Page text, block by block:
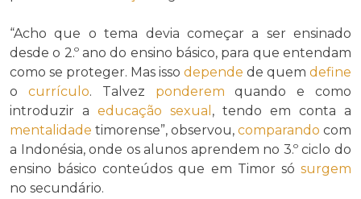
“Acho que o tema devia começar a ser ensinado
desde o 2.º ano do ensino básico, para que entendam
como se proteger. Mas isso depende de quem define
o currículo. Talvez ponderem quando e como
introduzir a educação sexual , tendo em conta a
mentalidade timorense”, observou, comparando com
a Indonésia, onde os alunos aprendem no 3.º ciclo do
ensino básico conteúdos que em Timor só surgem
no secundário.